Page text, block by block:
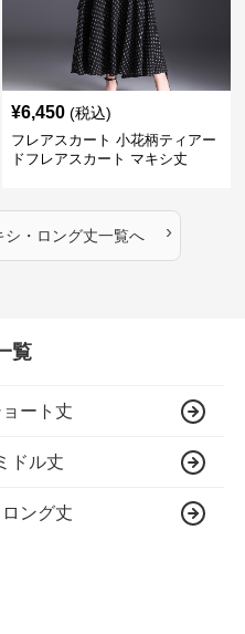
¥6,450 (税込)
フレアスカート 小花柄ティアー
ドフレアスカート マキシ丈
シ・ロング丈一覧へ ›
覧
ート丈
ドル丈
ング丈